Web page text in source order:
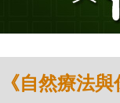
《自然療法